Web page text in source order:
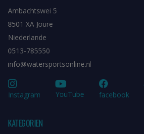
Ambachtswei 5
8501 XA Joure
Niederlande
0513-785550
info@watersportsonline.nl
Instagram YouTube facebook
KATEGORIEN